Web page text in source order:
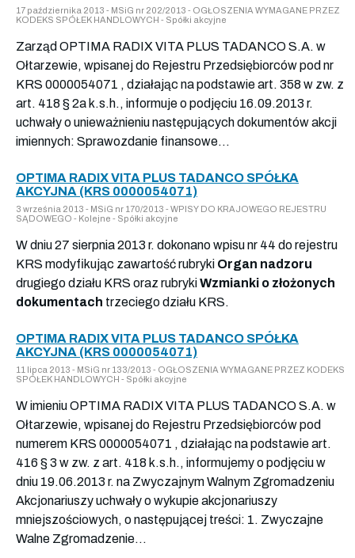
17 października 2013 - MSiG nr 202/2013 - OGŁOSZENIA WYMAGANE PRZEZ
KODEKS SPÓŁEK HANDLOWYCH - Spółki akcyjne
Zarząd OPTIMA RADIX VITA PLUS TADANCO S.A. w
Ołtarzewie, wpisanej do Rejestru Przedsiębiorców pod nr
KRS 0000054071 , działając na podstawie art. 358 w zw. z
art. 418 § 2a k.s.h., informuje o podjęciu 16.09.2013 r.
uchwały o unieważnieniu następujących dokumentów akcji
imiennych: Sprawozdanie finansowe...
OPTIMA RADIX VITA PLUS TADANCO SPÓŁKA
AKCYJNA (KRS 0000054071)
3 września 2013 - MSiG nr 170/2013 - WPISY DO KRAJOWEGO REJESTRU
SĄDOWEGO - Kolejne - Spółki akcyjne
W dniu 27 sierpnia 2013 r. dokonano wpisu nr 44 do rejestru
KRS modyfikując zawartość rubryki Organ nadzoru
drugiego działu KRS oraz rubrykiWzmianki o złożonych
dokumentach trzeciego działu KRS.
OPTIMA RADIX VITA PLUS TADANCO SPÓŁKA
AKCYJNA (KRS 0000054071)
11 lipca 2013 - MSiG nr 133/2013 - OGŁOSZENIA WYMAGANE PRZEZ KODEKS
SPÓŁEK HANDLOWYCH - Spółki akcyjne
W imieniu OPTIMA RADIX VITA PLUS TADANCO S.A. w
Ołtarzewie, wpisanej do Rejestru Przedsiębiorców pod
numerem KRS 0000054071 , działając na podstawie art.
416 § 3 w zw. z art. 418 k.s.h., informujemy o podjęciu w
dniu 19.06.2013 r. na Zwyczajnym Walnym Zgromadzeniu
Akcjonariuszy uchwały o wykupie akcjonariuszy
mniejszościowych, o następującej treści: 1. Zwyczajne
Walne Zgromadzenie...